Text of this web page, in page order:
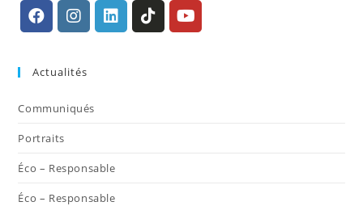
un
nouvel
nouvel
Actualités
Communiqués
Portraits
Éco – Responsable
Éco – Responsable